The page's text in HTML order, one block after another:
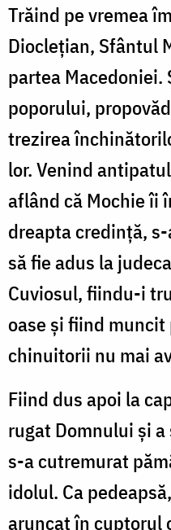
Trăind pe vremea
Dioclețian, Sfântul
partea
poporului,
trezirea
lor. Venind
aflând că Mochie îi
dreapta credință,
să fie adus la
Cuviosul, fiindu-i
oase și fiind
chinuitorii nu mai
Fiind dus apoi la
rugat Domnului și
s-a cutremurat
idolul. Ca
aruncat în cuptorul